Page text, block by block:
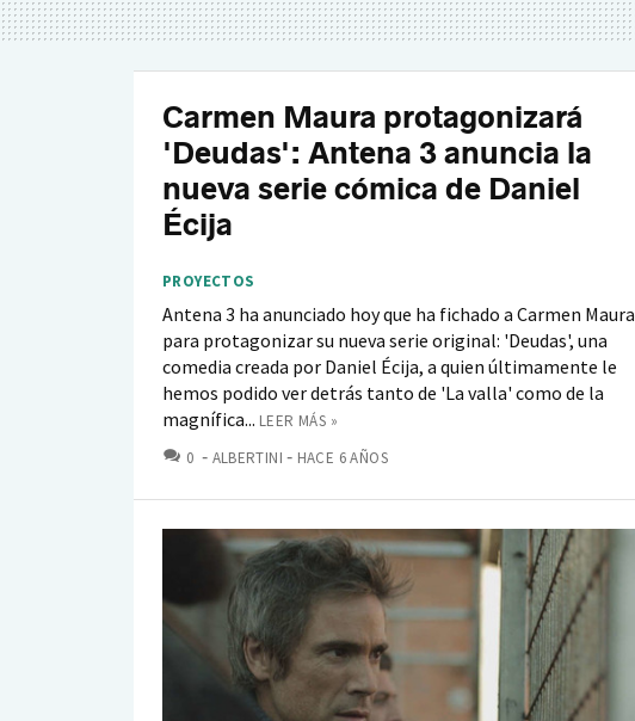
Carmen Maura protagonizará
'Deudas': Antena 3 anuncia la
nueva serie cómica de Daniel
Écija
PROYECTOS
Antena 3 ha anunciado hoy que ha fichado a Carmen Maura
para protagonizar su nueva serie original: 'Deudas', una
comedia creada por Daniel Écija, a quien últimamente le
hemos podido ver detrás tanto de 'La valla' como de la
magnífica... LEER MÁS »
0 COMENTARIOS
ALBERTINI HACE 6 AÑOS